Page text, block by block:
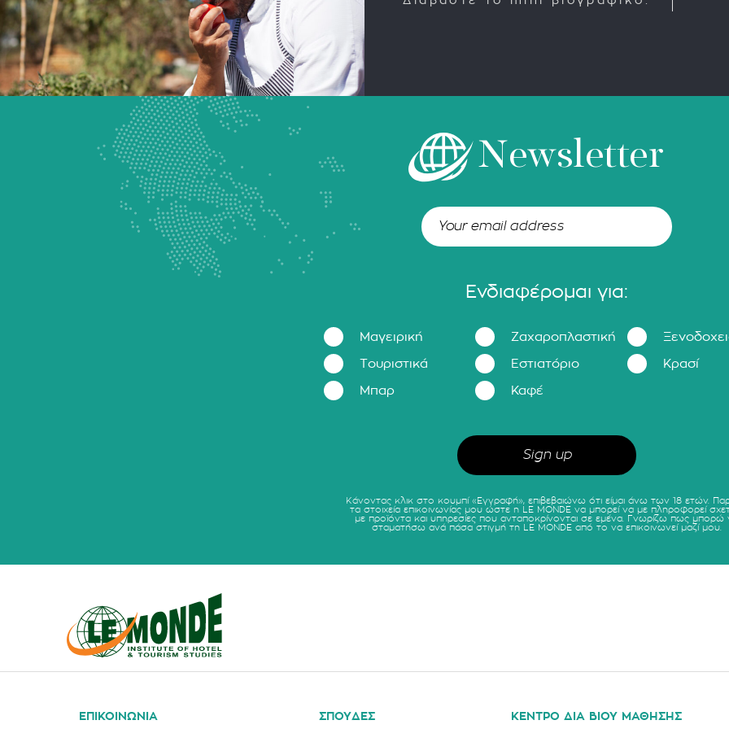
Newsletter
Ενδιαφέρομαι για:
Μαγειρική Ζαχαροπλαστική
Τουριστικά Εστιατόριο Κρασί
Μπαρ Καφέ
Κάνοντας κλικ στο κουμπί «Εγγραφή», επιβεβαιώνω ότι είμαι άνω των 18 ετών.
τα στοιχεία επικοινωνίας μου ώστε η LE MONDE να μπορεί να με πληροφορεί
με προϊόντα και υπηρεσίες που ανταποκρίνονται σε εμένα. Γνωρίζω πως μπορώ
σταματήσω ανά πάσα στιγμή τη LE MONDE από το να επικοινωνεί μαζί μου.
ΕΠΙΚΟΙΝΩΝΙΑ ΣΠΟΥΔΕΣ ΚΕΝΤΡΟ ΔΙΑ ΒΙΟΥ ΜΑΘΗΣΗΣ